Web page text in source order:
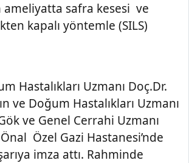
ameliyatta safra kesesi ve
kapalı yöntemle (SILS)
Hastalıkları Uzmanı Doç.Dr.
ve Doğum Hastalıkları Uzmanı
ve Genel Cerrahi Uzmanı
Özel Gazi Hastanesi’nde
imza attı. Rahminde